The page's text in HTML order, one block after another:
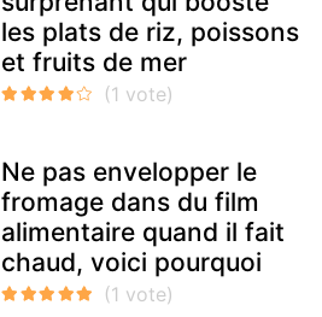
les plats de riz, poissons
et fruits de mer
Ne pas envelopper le
fromage dans du film
alimentaire quand il fait
chaud, voici pourquoi